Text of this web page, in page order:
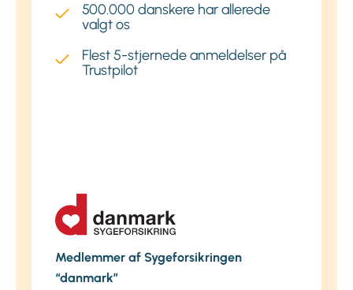
500.000 danskere har allerede
valgt os
Flest 5-stjernede anmeldelser på
Trustpilot
Medlemmer af Sygeforsikringen
“danmark”